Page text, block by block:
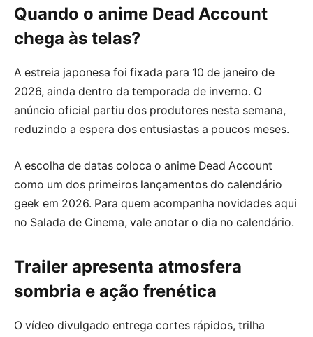
Quando o anime Dead Account
chega às telas?
A estreia japonesa foi fixada para 10 de janeiro de
2026, ainda dentro da temporada de inverno. O
anúncio oficial partiu dos produtores nesta semana,
reduzindo a espera dos entusiastas a poucos meses.
A escolha de datas coloca o anime Dead Account
como um dos primeiros lançamentos do calendário
geek em 2026. Para quem acompanha novidades aqui
no Salada de Cinema, vale anotar o dia no calendário.
Trailer apresenta atmosfera
sombria e ação frenética
O vídeo divulgado entrega cortes rápidos, trilha